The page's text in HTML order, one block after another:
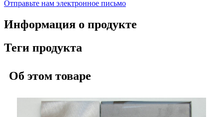
Отправьте нам электронное письмо
Информация о продукте
Теги продукта
Об этом товаре